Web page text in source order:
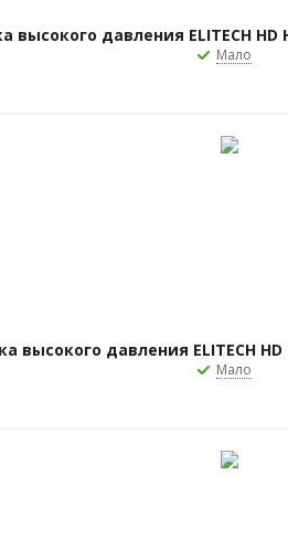
высокого давления ELITECH HD
Мало
высокого давления ELITECH HD
Мало